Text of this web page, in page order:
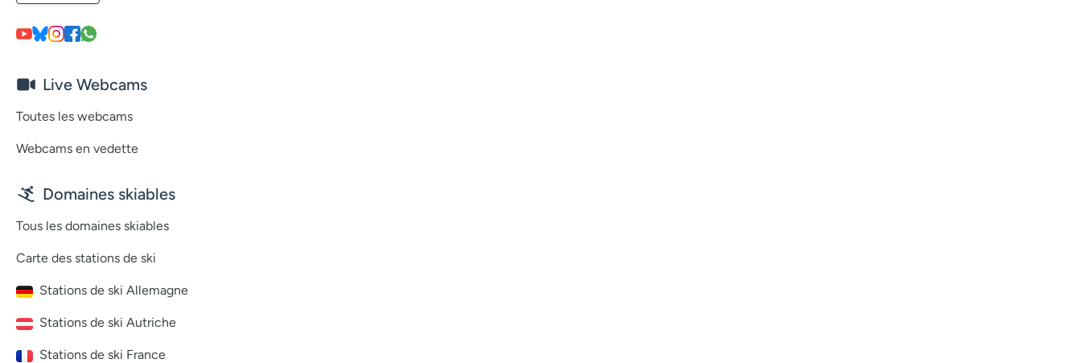
Live Webcams
Toutes les webcams
Webcams en vedette
Domaines skiables
Tous les domaines skiables
Carte des stations de ski
Stations de ski Allemagne
Stations de ski Autriche
Stations de ski France